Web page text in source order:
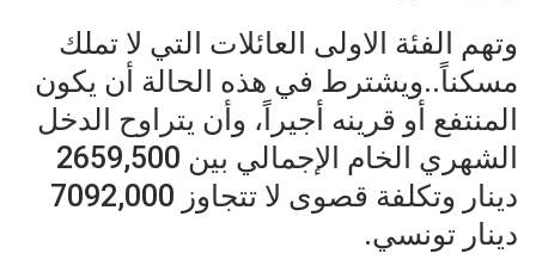
وتهم الفئة الاولى العائلات التي لا تملك
مسكناً..ويشترط في هذه الحالة أن يكون
المنتفع أو قرينه أجيراً، وأن يتراوح الدخل
الشهري الخام الإجمالي بين 2659,500
دينار وتكلفة قصوى لا تتجاوز 7092,000
دينار تونسي.